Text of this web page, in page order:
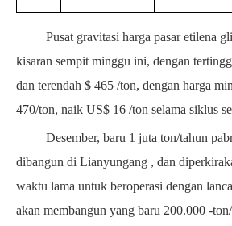
Pusat gravitasi harga pasar etilena
kisaran sempit minggu ini, dengan
dan terendah $ 465 /ton, dengan harga
470/ton, naik US$ 16 /ton selama siklus
Desember, baru 1juta ton/tahun
dibangun di Lianyungang , dan
waktu lama untuk beroperasi dengan
akan membangun yang baru 200.000 -